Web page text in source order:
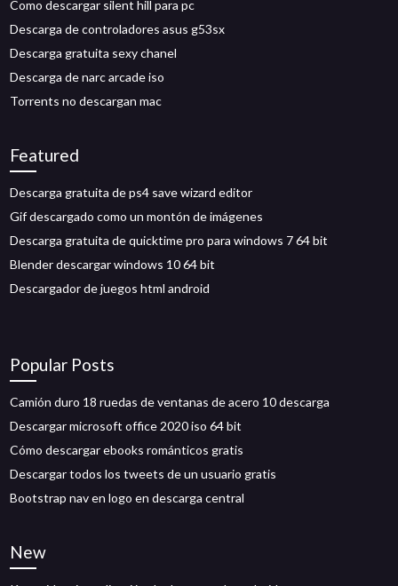
Como descargar silent hill para pc
Descarga de controladores asus g53sx
Descarga gratuita sexy chanel
Descarga de narc arcade iso
Torrents no descargan mac
Featured
Descarga gratuita de ps4 save wizard editor
Gif descargado como un montón de imágenes
Descarga gratuita de quicktime pro para windows 7 64 bit
Blender descargar windows 10 64 bit
Descargador de juegos html android
Popular Posts
Camión duro 18 ruedas de ventanas de acero 10 descarga
Descargar microsoft office 2020 iso 64 bit
Cómo descargar ebooks románticos gratis
Descargar todos los tweets de un usuario gratis
Bootstrap nav en logo en descarga central
New